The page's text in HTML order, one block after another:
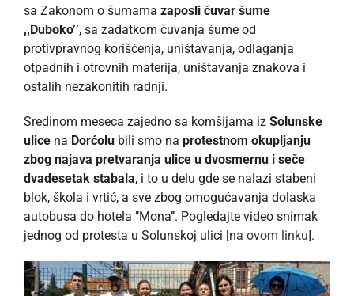
sa Zakonom o šumama zaposli čuvar šume
,,Duboko’’, sa zadatkom čuvanja šume od
protivpravnog korišćenja, uništavanja, odlaganja
otpadnih i otrovnih materija, uništavanja znakova i
ostalih nezakonitih radnji.
Sredinom meseca zajedno sa komšijama iz Solunske
ulice na Dorćolu bili smo na protestnom okupljanju
zbog najava pretvaranja ulice u dvosmernu i seče
dvadesetak stabala, i to u delu gde se nalazi stabeni
blok, škola i vrtić, a sve zbog omogućavanja dolaska
autobusa do hotela ’’Mona’’. Pogledajte video snimak
jednog od protesta u Solunskoj ulici [na ovom linku].